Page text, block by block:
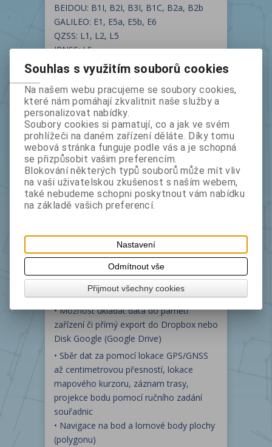
BEIDOU: B1I, B2I, B3I, B1C, B2a, B2b
GALILEO: E1, E5a, E5b, E6
QZSS: L1, L2, L5
IRNSS: L5
SBAS
Součástí přístroje je aplikace GeoGIS
Standard v češtině, která je ideálním
univerzálním pomocníkem pro sběr dat v
terénu.
Hlavní funkce aplikace:
• Sběr a vytyčování s GNSS přístrojem
různých značek na platformě Android
• Možnost vytvářet a udržovat sady
atributů, editace textů a stylu zobrazení
projektů
• Možnost importu více bodů, čar i
polygonů do vrstev ze souborů SHP
• Aplikace podporuje formáty SHP, CSV,
GPX a další
• Možnost ukládat data do paměti
zařízení či přímý export do Dropbox nebo
Disk Google (Google Drive)
• Sběr dat za pomocí lokace GPS/GNSS
až centimetrovou přesností, lokace
mapového kurzoru, záznam trasy,
projekce bodu pomocí ručního zadání
souřadnic
• Navigace na bod a lomové body plochy
(polygonu)
Souhlas s využitím souborů cookies
Na našem webu pracujeme se soubory cookies,
které nám pomáhají zkvalitnit naše služby a
personalizovat nabídky.
Soubory cookies si pamatují, co a jak ve svém
prohlížeči na daném zařízení děláte. Díky tomu
webová stránka funguje podle vás a je schopná
se přizpůsobit vašim preferencím.
Blokování některých typů souborů může mít vliv
na vaši uživatelskou zkušenost s naším webem,
také nebudeme schopni poskytnout vám nabídku
na základě vašich preferencí.
Nastavení
Odmítnout vše
Přijmout všechny cookies